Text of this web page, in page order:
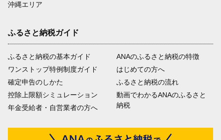
沖縄エリア
ふるさと納税ガイド
ふるさと納税の基本ガイド
ワンストップ特例制度ガイド
確定申告のしかた
控除上限額シミュレーション
年金受給者・自営業者の方へ
ANAのふるさと納税の特徴
はじめての方へ
ふるさと納税の流れ
動画でわかるANAのふるさと
納税